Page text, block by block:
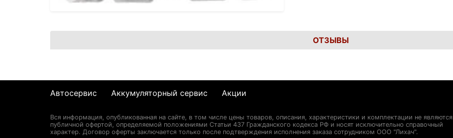
ОТЗЫВЫ
Автосервис Аккумуляторный сервис Акции
Вся информация, опубликованная на сайте, в том числе цены товаров, описания, характеристики и комплектации не являются
публичной офертой, определяемой положениями Статьи 437 Гражданского кодекса РФ и носят исключительно справочный
характер. Договор оферты заключается только после подтверждения исполнения заказа сотрудником ООО "Лихач".